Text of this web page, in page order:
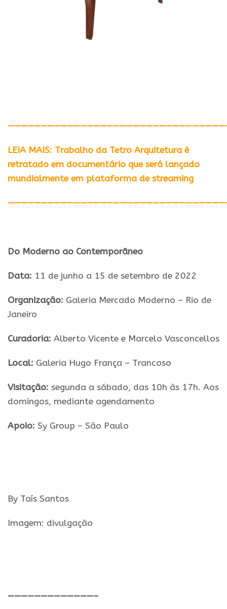
LEIA MAIS: Trabalho da Tetro Arquitetura é
retratado em documentário que será lançado
mundialmente em plataforma de streaming
Do Moderno ao Contemporâneo
Data: 11 de junho a 15 de setembro de 2022
Organização: Galeria Mercado Moderno – Rio de
Janeiro
Curadoria: Alberto Vicente e Marcelo Vasconcellos
Local: Galeria Hugo França – Trancoso
Visitação: segunda a sábado, das 10h às 17h. Aos
domingos, mediante agendamento
Apoio: Sy Group – São Paulo
By Taís Santos
Imagem: divulgação
—————————————–